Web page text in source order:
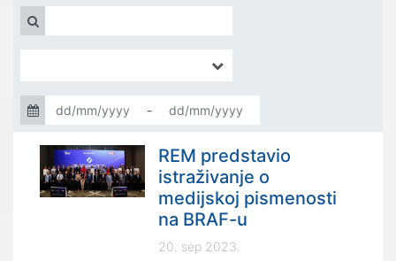
-
REM predstavio
istraživanje o
medijskoj pismenosti
na BRAF-u
20. sep 2023.